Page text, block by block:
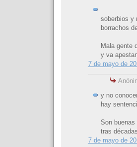
soberbios y
borrachos
Mala gente
y va
7 de mayo de
y no
hay
Son
tras
7 de mayo de